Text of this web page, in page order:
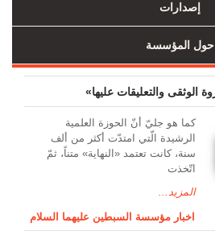
إصدارات
حول المؤسسة
الوثقی والتعلیقات علیها»
کما هو جليّ أنّ الحوزة العلمیة
الرشیدة الّتي امتدّت أكثر من ألف
سنة، كانت تعتمد «النهاية» متناً، ثمّ
اتّخذت
المزيد...
اخبار مؤسسة السبطين عليهما السلام